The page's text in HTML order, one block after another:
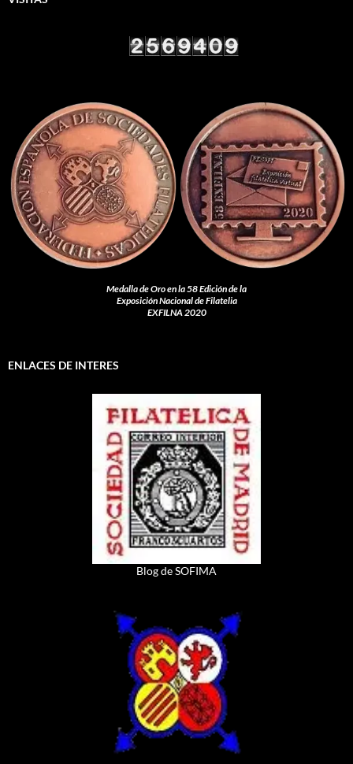
Medalla de Oro en la 58 Edición de la
Exposición Nacional de Filatelia
EXFILNA 2020
ENLACES DE INTERES
Blog de SOFIMA